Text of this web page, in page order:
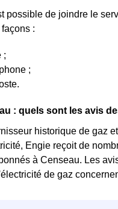
possible de joindre le
:
;
;
: quels sont les avis
historique de gaz
Engie reçoit de
à Censeau. Les
de gaz